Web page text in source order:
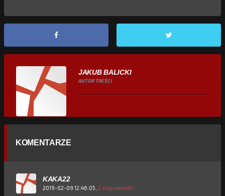
JAKUB BALICKI
AUTOR TREŚCI
KOMENTARZE
KAKA22
2019-02-09 12:46:05, 2 odpowiedzi